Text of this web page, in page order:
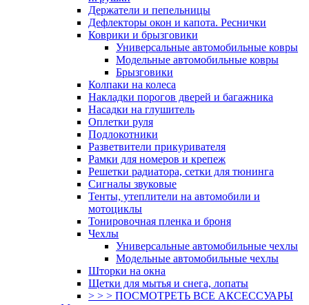
Держатели и пепельницы
Дефлекторы окон и капота. Реснички
Коврики и брызговики
Универсальные автомобильные ковры
Модельные автомобильные ковры
Брызговики
Колпаки на колеса
Накладки порогов дверей и багажника
Насадки на глушитель
Оплетки руля
Подлокотники
Разветвители прикуривателя
Рамки для номеров и крепеж
Решетки радиатора, сетки для тюнинга
Сигналы звуковые
Тенты, утеплители на автомобили и
мотоциклы
Тонировочная пленка и броня
Чехлы
Универсальные автомобильные чехлы
Модельные автомобильные чехлы
Шторки на окна
Щетки для мытья и снега, лопаты
> > > ПОСМОТРЕТЬ ВСЕ АКСЕССУАРЫ